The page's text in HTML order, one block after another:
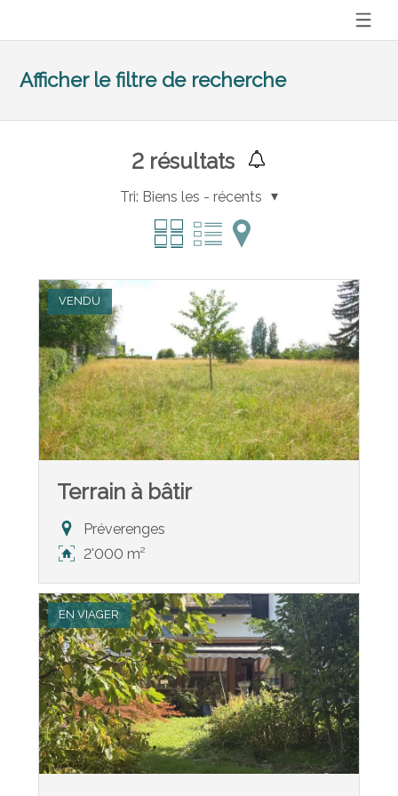
Afficher le filtre de recherche
2 résultats
Tri: Biens les - récents
VENDU
Terrain à bâtir
Préverenges
2'000 m²
EN VIAGER